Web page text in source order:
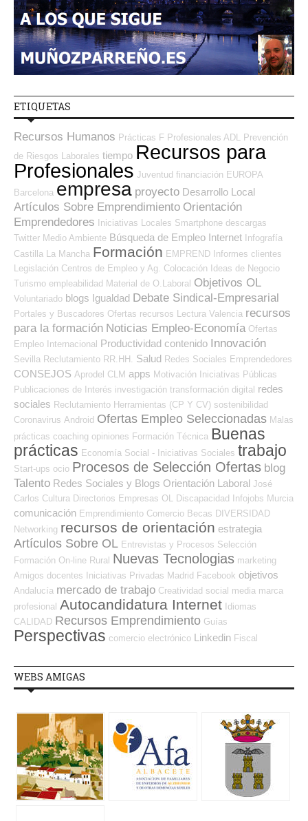
ETIQUETAS
Recursos Humanos Prácticas F Profesionales ADL
Prevención
de Riesgos Laborales tiempo Recursos para
Profesionales Juventud financiación EUROPA
Barcelona empresa proyecto Desarrollo Local
Artículos Sobre Emprendimiento Orientación
Emprendedores Iniciativas Locales Smartphone descargas
Twitter Medio Ambiente Búsqueda de Empleo Internet Infografía
Castilla La Mancha Formación EMPREND Informes clientes
Legislación Centros de Empleo y Ag. Colocación Ideas de Negocio
Turismo empleabilidad Material de O.Laboral Objetivos OL
Voluntariado blogs Igualdad Debate Sindical-Empresarial
Portales y Buscadores Ofertas recursos Lectura Valencia recursos
para la formación Noticias Empleo-Economía Ofertas
Empleo Internacional Productividad contenido Innovación
Sevilla Reclutamiento RR.HH. Salud Redes Sociales Emprendedores
CONSEJOS Aprodel CLM apps Motivación Iniciativas Públicas
Publicaciones de Interés investigación transformación digital redes
sociales Reclutamiento Herramientas (CP Y CV) sostenibilidad
Coronavirus Android Ofertas Empleo Seleccionadas Malas
prácticas coaching opiniones Formación Técnica Buenas
prácticas Economía Social - Iniciativas Sociales trabajo
Start-ups ocio Procesos de Selección Ofertas blog
Talento Redes Sociales y Blogs Orientación Laboral José
Carlos Cultura Directorios Empresas OL Discapacidad Infojobs Murcia
comunicación Emprendimiento Comercio Becas DIVERSIDAD
Networking recursos de orientación estrategia
Artículos Sobre OL Entrevistas y Procesos Selección
Formación On-line Rural Nuevas Tecnologias marketing
Amigos docentes Iniciativas Privadas Madrid Facebook objetivos
Andalucía mercado de trabajo Creatividad social media marca
profesional Autocandidatura Internet Idiomas
CALIDAD Recursos Emprendimiento Guías
Perspectivas comercio electrónico Linkedin Fiscal
WEBS AMIGAS